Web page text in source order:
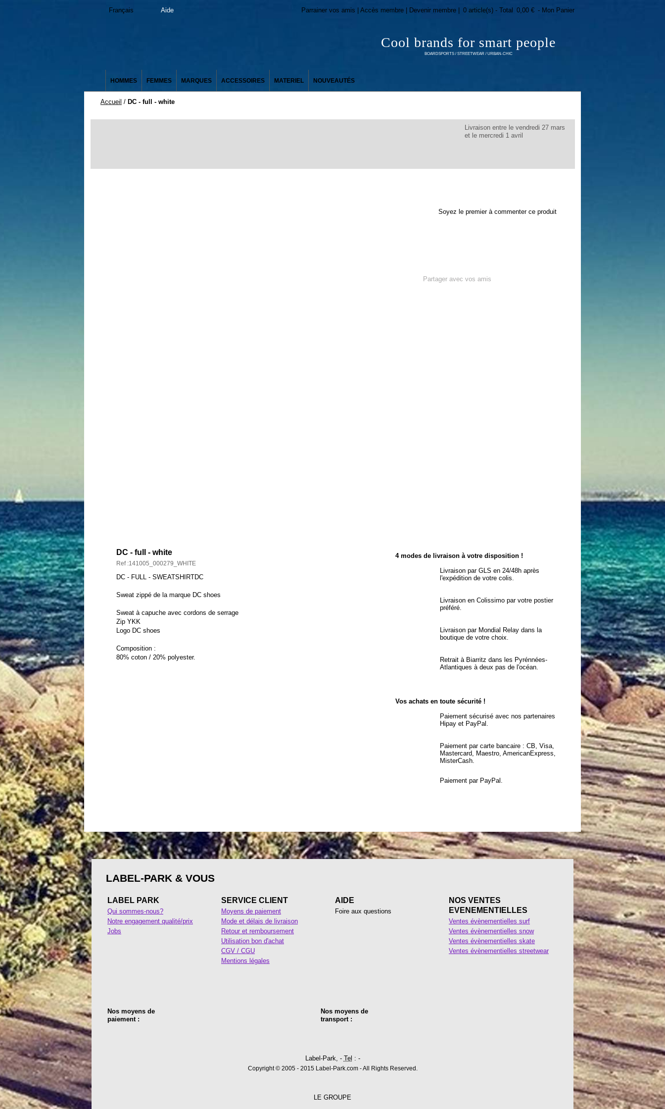
Cool brands for smart people
BOARDSPORTS / STREETWEAR / URBAN-CHIC
Français Aide Parrainer vos amis | Accès membre | Devenir membre | 0 article(s) - Total 0,00 € - Mon Panier
HOMMES FEMMES MARQUES ACCESSOIRES MATERIEL NOUVEAUTÉS
Accueil / DC - full - white
Livraison entre le vendredi 27 mars
et le mercredi 1 avril
Soyez le premier à commenter ce produit
Partager avec vos amis
DC - full - white
Ref :141005_000279_WHITE
DC - FULL - SWEATSHIRTDC
Sweat zippé de la marque DC shoes
Sweat à capuche avec cordons de serrage
Zip YKK
Logo DC shoes
Composition :
80% coton / 20% polyester.
4 modes de livraison à votre disposition !
Livraison par GLS en 24/48h après
l'expédition de votre colis.
Livraison en Colissimo par votre postier
préféré.
Livraison par Mondial Relay dans la
boutique de votre choix.
Retrait à Biarritz dans les Pyrénnées-
Atlantiques à deux pas de l'océan.
Vos achats en toute sécurité !
Paiement sécurisé avec nos partenaires
Hipay et PayPal.
Paiement par carte bancaire : CB, Visa,
Mastercard, Maestro, AmericanExpress,
MisterCash.
Paiement par PayPal.
LABEL-PARK & VOUS
LABEL PARK
Qui sommes-nous?
Notre engagement qualité/prix
Jobs
SERVICE CLIENT
Moyens de paiement
Mode et délais de livraison
Retour et remboursement
Utilisation bon d'achat
CGV / CGU
Mentions légales
AIDE
Foire aux questions
NOS VENTES
EVENEMENTIELLES
Ventes évènementielles surf
Ventes évènementielles snow
Ventes évènementielles skate
Ventes évènementielles streetwear
Nos moyens de
paiement :
Nos moyens de
transport :
Label-Park, - Tel : -
Copyright © 2005 - 2015 Label-Park.com - All Rights Reserved.
LE GROUPE